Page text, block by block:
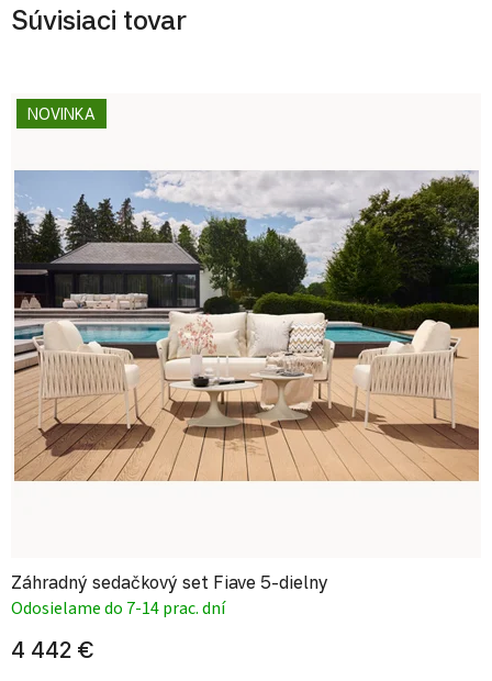
Súvisiaci tovar
NOVINKA
Záhradný sedačkový set Fiave 5-dielny
Odosielame do 7-14 prac. dní
4 442 €